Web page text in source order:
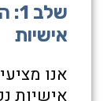
אישיות
אנו
אישיות